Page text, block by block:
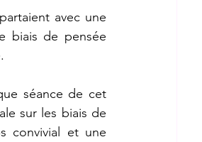
avec une
biais de pensée
séance de cet
sur les biais de
convivial et une